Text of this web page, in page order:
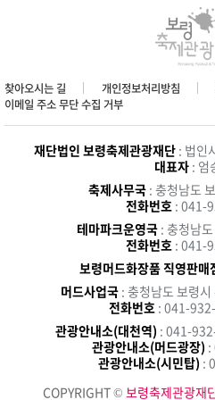
찾아오시는 길 개인정보처리방침
이메일 주소 무단 수집 거부
재단법인 보령축제관광재단 : 법인
대표자: 엄
축제사무국 : 충청남도
전화번호 : 041-
테마파크운영국 : 충청남
전화번호 : 041-
보령머드화장품 직영판매
머드사업국 : 충청남도 보령
전화번호 : 041-
관광안내소(대천역) : 041-
관광안내소(머드광장) :
관광안내소(시민탑) :
COPYRIGHT © 보령축제관광재